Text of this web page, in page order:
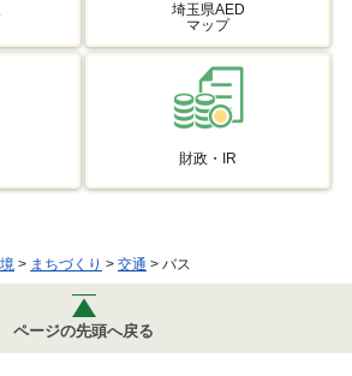
埼玉県AED
マップ
財政・IR
> まちづくり > 交通 > バス
ページの先頭へ戻る